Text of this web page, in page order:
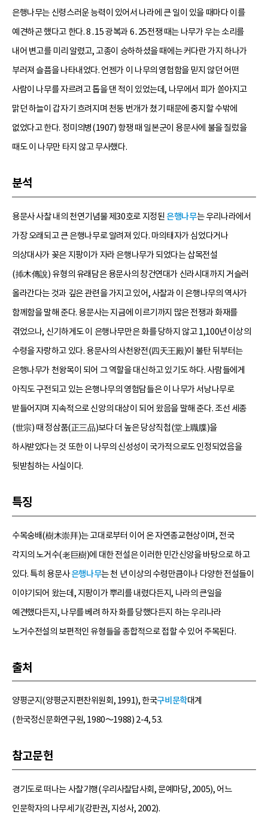
은행나무는 신령스러운 능력이 있어서 나라에 큰 일이 있을 때마다 이를
예견하곤 했다고 한다. 8․15 광복과 6․25전쟁 때는 나무가 우는 소리를
내어 변고를 미리 알렸고, 고종이 승하하셨을 때에는 커다란 가지 하나가
부러져 슬픔을 나타내었다. 언젠가 이 나무의 영험함을 믿지 않던 어떤
사람이 나무를 자르려고 톱을 댄 적이 있었는데, 나무에서 피가 쏟아지고
맑던 하늘이 갑자기 흐려지며 천둥 번개가 쳤기 때문에 중지할 수밖에
없었다고 한다. 정미의병(1907) 항쟁 때 일본군이 용문사에 불을 질렀을
때도 이 나무만 타지 않고 무사했다.
분석
용문사 사찰 내의 천연기념물 제30호로 지정된 은행나무는 우리나라에서
가장 오래되고 큰 은행나무로 알려져 있다. 마의태자가 심었다거나
의상대사가 꽂은 지팡이가 자라 은행나무가 되었다는 삽목전설
(揷木傳說) 유형의 유래담은 용문사의 창건연대가 신라시대까지 거슬러
올라간다는 것과 깊은 관련을 가지고 있어, 사찰과 이 은행나무의 역사가
함께함을 말해 준다. 용문사는 지금에 이르기까지 많은 전쟁과 화재를
겪었으나, 신기하게도 이 은행나무만은 화를 당하지 않고 1,100년 이상의
수령을 자랑하고 있다. 용문사의 사천왕전(四天王殿)이 불탄 뒤부터는
은행나무가 천왕목이 되어 그 역할을 대신하고 있기도 하다. 사람들에게
아직도 구전되고 있는 은행나무의 영험담들은 이 나무가 서낭나무로
받들어지며 지속적으로 신앙의 대상이 되어 왔음을 말해 준다. 조선 세종
(世宗) 때 정삼품(正三品)보다 더 높은 당상직첩(堂上職牒)을
하사받았다는 것 또한 이 나무의 신성성이 국가적으로도 인정되었음을
뒷받침하는 사실이다.
특징
수목숭배(樹木崇拜)는 고대로부터 이어 온 자연종교현상이며, 전국
각지의 노거수(老巨樹)에 대한 전설은 이러한 민간신앙을 바탕으로 하고
있다. 특히 용문사은행나무는 천 년 이상의 수령만큼이나 다양한 전설들이
이야기되어 왔는데, 지팡이가 뿌리를 내렸다든지, 나라의 큰일을
예견했다든지, 나무를 베려 하자 화를 당했다든지 하는 우리나라
노거수전설의 보편적인 유형들을 종합적으로 접할 수 있어 주목된다.
출처
양평군지(양평군지편찬위원회, 1991), 한국구비문학대계
(한국정신문화연구원, 1980～1988) 2-4, 53.
참고문헌
경기도로 떠나는 사찰기행(우리사찰답사회, 문예마당, 2005), 어느
인문학자의 나무세기(강판권, 지성사, 2002).